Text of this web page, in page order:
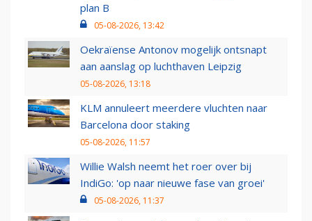
plan B
05-08-2026, 13:42
Oekraïense Antonov mogelijk ontsnapt
aan aanslag op luchthaven Leipzig
05-08-2026, 13:18
KLM annuleert meerdere vluchten naar
Barcelona door staking
05-08-2026, 11:57
Willie Walsh neemt het roer over bij
IndiGo: 'op naar nieuwe fase van groei'
05-08-2026, 11:37